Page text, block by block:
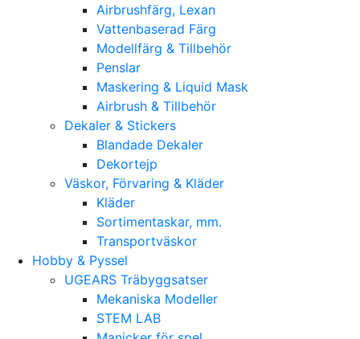
Airbrushfärg, Lexan
Vattenbaserad Färg
Modellfärg & Tillbehör
Penslar
Maskering & Liquid Mask
Airbrush & Tillbehör
Dekaler & Stickers
Blandade Dekaler
Dekortejp
Väskor, Förvaring & Kläder
Kläder
Sortimentaskar, mm.
Transportväskor
Hobby & Pyssel
UGEARS Träbyggsatser
Mekaniska Modeller
STEM LAB